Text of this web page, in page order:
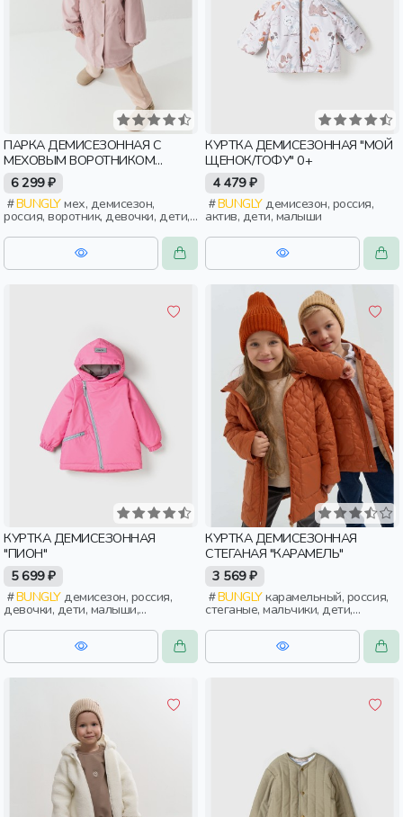
ПАРКА ДЕМИСЕЗОННАЯ С
МЕХОВЫМ ВОРОТНИКОМ
"ЗЕФИР"
6 299 ₽
BUNGLYмех, демисезон,
россия, воротник, девочки, дети,
малыши, дошкольники
КУРТКА ДЕМИСЕЗОННАЯ "МОЙ
ЩЕНОК/ТОФУ" 0+
4 479 ₽
BUNGLYдемисезон, россия,
актив, дети, малыши
КУРТКА ДЕМИСЕЗОННАЯ
"ПИОН"
5 699 ₽
BUNGLYдемисезон, россия,
девочки, дети, малыши,
КУРТКА ДЕМИСЕЗОННАЯ
СТЕГАНАЯ "КАРАМЕЛЬ"
3 569 ₽
BUNGLYкарамельный, россия,
стеганые, мальчики, дети,